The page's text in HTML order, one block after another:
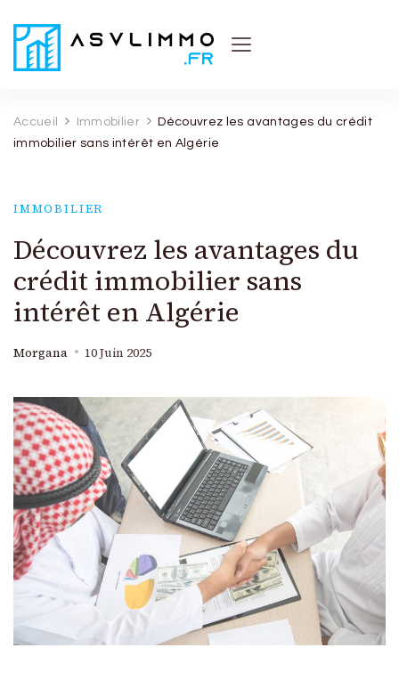
Accueil Immobilier
Découvrez les avantages du crédit
immobilier sans intérêt en Algérie
IMMOBILIER
Découvrez les avantages du
crédit immobilier sans
intérêt en Algérie
Morgana 10 Juin 2025